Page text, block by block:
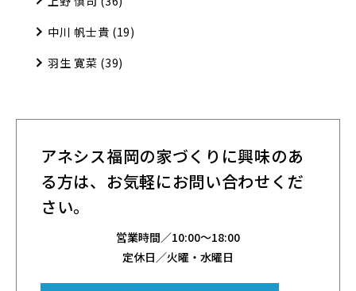
中川 帆士貴 (19)
羽生 寛菜 (39)
アネシス福岡の家づくりに興味のあ
る方は、 お気軽にお問い合わせくだ
さい。
営業時間／10:00～18:00
定休日／火曜・水曜日